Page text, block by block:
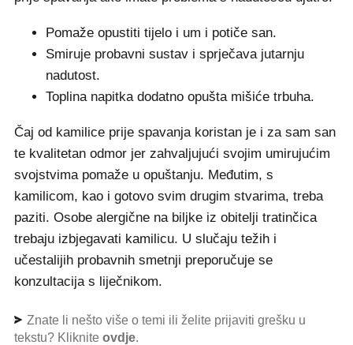
Pomaže opustiti tijelo i um i potiče san.
Smiruje probavni sustav i sprječava jutarnju
nadutost.
Toplina napitka dodatno opušta mišiće trbuha.
Čaj od kamilice prije spavanja koristan je i za sam san
te kvalitetan odmor jer zahvaljujući svojim umirujućim
svojstvima pomaže u opuštanju. Međutim, s
kamilicom, kao i gotovo svim drugim stvarima, treba
paziti. Osobe alergične na biljke iz obitelji tratinčica
trebaju izbjegavati kamilicu. U slučaju težih i
učestalijih probavnih smetnji preporučuje se
konzultacija s liječnikom.
Znate li nešto više o temi ili želite prijaviti grešku u
tekstu? Kliknite ovdje.